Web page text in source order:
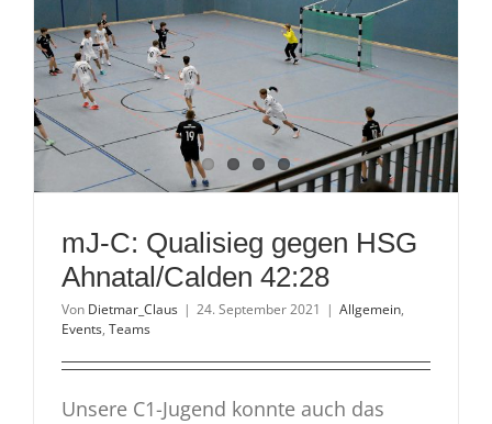
mJ-C: Qualisieg gegen HSG
Ahnatal/Calden 42:28
Von Dietmar_Claus | 24. September 2021 | Allgemein,
Events, Teams
Unsere C1-Jugend konnte auch das